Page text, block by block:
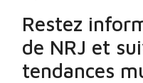
Restez
de NRJ et
tendances